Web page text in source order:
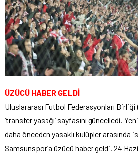
ÜZÜCÜ HABER GELDİ
Uluslararası Futbol Federasyonları
‘transfer yasağı’ sayfasını güncelledi.
daha önceden yasaklı kulüpler arasında
Samsunspor’a üzücü haber geldi. 24